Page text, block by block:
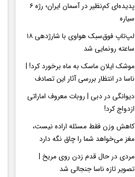
پدیده‌ای کم‌نظیر در آسمان ایران؛ رژه ۶
سیاره
لپ‌تاپ فوق‌سبک هواوی با شارژدهی ۱۸
ساعته رونمایی شد
موشک ایلان ماسک به ماه برخورد کرد! |
ناسا در انتظار بررسی آثار این تصادف
دیوانگی در دبی | روبات معروف اماراتی
ازدواج کرد!
کاهش وزن فقط مسئله اراده نیست،
مغز می‌خواهد شما را چاق نگه دارد
مردی در حال قدم زدن روی مریخ |
تصویر تازه ناسا جنجالی شد